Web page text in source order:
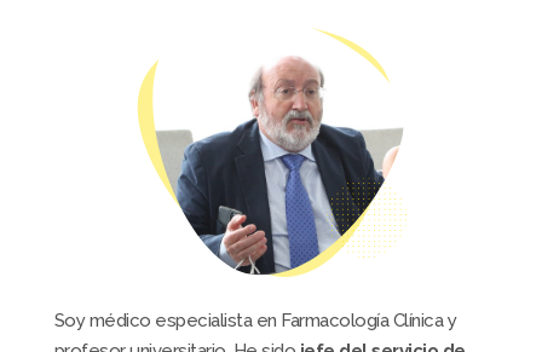
Soy médico especialista en Farmacología Clínica y